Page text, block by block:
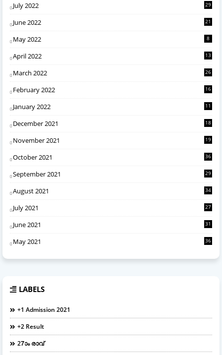
July 2022 29
June 2022 21
May 2022 8
April 2022 13
March 2022 26
February 2022 16
January 2022 11
December 2021 18
November 2021 19
October 2021 36
September 2021 29
August 2021 34
July 2021 27
June 2021 31
May 2021 36
LABELS
+1 Admission 2021
+2 Result
27ാം രാവ്